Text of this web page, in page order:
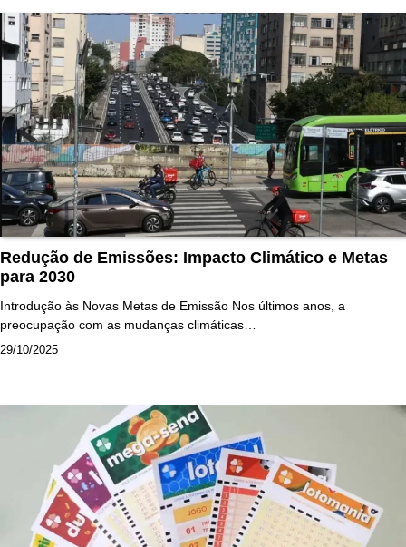
Redução de Emissões: Impacto Climático e Metas
para 2030
Introdução às Novas Metas de Emissão Nos últimos anos, a
preocupação com as mudanças climáticas…
29/10/2025